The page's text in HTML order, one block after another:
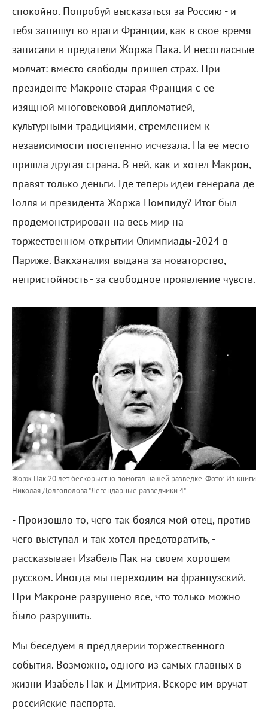
спокойно. Попробуй высказаться за Россию - и
тебя запишут во враги Франции, как в свое время
записали в предатели Жоржа Пака. И несогласные
молчат: вместо свободы пришел страх. При
президенте Макроне старая Франция с ее
изящной многовековой дипломатией,
культурными традициями, стремлением к
независимости постепенно исчезала. На ее место
пришла другая страна. В ней, как и хотел Макрон,
правят только деньги. Где теперь идеи генерала де
Голля и президента Жоржа Помпиду? Итог был
продемонстрирован на весь мир на
торжественном открытии Олимпиады-2024 в
Париже. Вакханалия выдана за новаторство,
непристойность - за свободное проявление чувств.
Жорж Пак 20 лет бескорыстно помогал нашей разведке.Фото: Из книги
Николая Долгополова "Легендарные разведчики 4"
- Произошло то, чего так боялся мой отец, против
чего выступал и так хотел предотвратить, -
рассказывает Изабель Пак на своем хорошем
русском. Иногда мы переходим на французский. -
При Макроне разрушено все, что только можно
было разрушить.
Мы беседуем в преддверии торжественного
события. Возможно, одного из самых главных в
жизни Изабель Пак и Дмитрия. Вскоре им вручат
российские паспорта.